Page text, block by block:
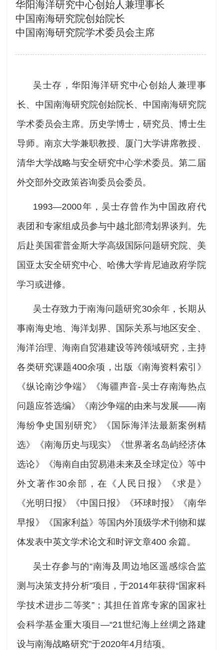
华阳海洋研究中心创始人兼理事长
中国南海研究院创始院长
中国南海研究院学术委员会主席
吴士存，华阳海洋研究中心创始人兼理事
长、中国南海研究院创始院长、中国南海研究院
学术委员会主席。历史学博士，研究员、博士生
导师。南京大学兼职教授、厦门大学讲席教授、
清华大学战略与安全研究中心学术委员。第二届
外交部外交政策咨询委员会委员。
1993—2000年，吴士存曾作为中国政府代
表团和专家组成员参与中越北部湾划界谈判。先
后赴美国霍普金斯大学高级国际问题研究院、美
国亚太安全研究中心、哈佛大学肯尼迪政府学院
学习或进修。
吴士存致力于南海问题研究30余年，长期从
事南海史地、海洋划界、国际关系与地区安全、
海洋治理、海南自贸港建设等跨领域研究，主持
各类研究课题400余项，出版《南海资料索引》
《纵论南沙争端》《海疆声音-吴士存南海热点
问题应答选编》《南沙争端的由来与发展——南
海纷争史国别研究》《国际海洋法最新案例精
选》《南海历史与现实》《世界著名岛屿经济体
选论》《海南自由贸易港未来及全球定位》等中
外文著作30余部，在《人民日报》《求是》
《光明日报》《中国日报》《环球时报》《南华
早报》《国家利益》等国内外顶级学术刊物和媒
体发表中英文学术论文和时评文章400 余篇。
吴士存参与的“南海及周边地区遥感综合监
测与决策支持分析”项目，于2014年获得“国家科
学技术进步二等奖”；其担任首席专家的国家社
会科学基金重大项目—“21世纪海上丝绸之路建
设与南海战略研究”于2020年4月结项。